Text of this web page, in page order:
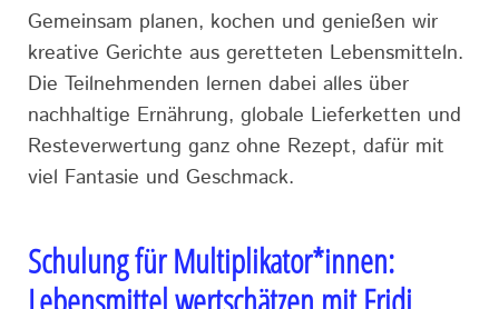
Gemeinsam planen, kochen und genießen wir
kreative Gerichte aus geretteten Lebensmitteln.
Die Teilnehmenden lernen dabei alles über
nachhaltige Ernährung, globale Lieferketten und
Resteverwertung ganz ohne Rezept, dafür mit
viel Fantasie und Geschmack.
Schulung für Multiplikator*innen: